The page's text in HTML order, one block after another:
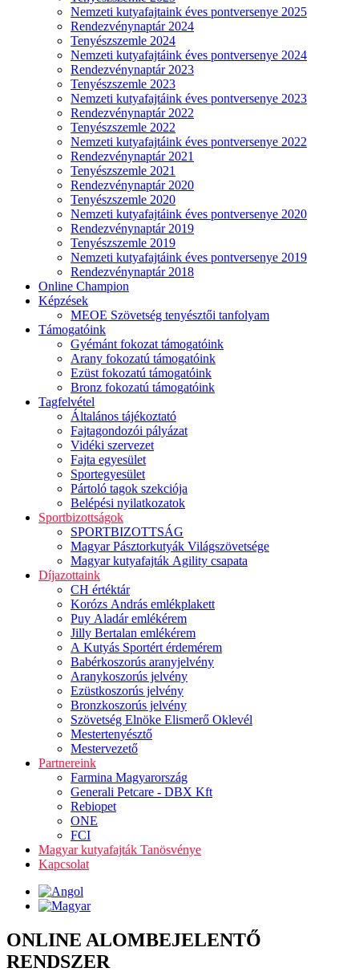
Nemzeti kutyafajtaink éves pontversenye 2025
Rendezvénynaptár 2024
Tenyészszemle 2024
Nemzeti kutyafajtáink éves pontversenye 2024
Rendezvénynaptár 2023
Tenyészszemle 2023
Nemzeti kutyafajtáink éves pontversenye 2023
Rendezvénynaptár 2022
Tenyészszemle 2022
Nemzeti kutyafajtáink éves pontversenye 2022
Rendezvénynaptár 2021
Tenyészszemle 2021
Rendezvénynaptár 2020
Tenyészszemle 2020
Nemzeti kutyafajtáink éves pontversenye 2020
Rendezvénynaptár 2019
Tenyészszemle 2019
Nemzeti kutyafajtáink éves pontversenye 2019
Rendezvénynaptár 2018
Online Champion
Képzések
MEOE Szövetség tenyésztői tanfolyam
Támogatóink
Gyémánt fokozat támogatóink
Arany fokozatú támogatóink
Ezüst fokozatú támogatóink
Bronz fokozatú támogatóink
Tagfelvétel
Általános tájékoztató
Fajtagondozói pályázat
Vidéki szervezet
Fajta egyesület
Sportegyesület
Pártoló tagok szekciója
Belépési nyilatkozatok
Sportbizottságok
SPORTBIZOTTSÁG
Magyar Pásztorkutyák Világszövetsége
Magyar kutyafajták Agility csapata
Díjazottaink
CH értéktár
Korózs András emlékplakett
Puy Aladár emlékérem
Jilly Bertalan emlékérem
A Kutyás Sportért érdemérem
Babérkoszorús aranyjelvény
Aranykoszorús jelvény
Ezüstkoszorús jelvény
Bronzkoszorús jelvény
Szövetség Elnöke Elismerő Oklevél
Mestertenyésztő
Mestervezető
Partnereink
Farmina Magyarország
Generali Petcare - DBX Kft
Rebiopet
ONE
FCI
Magyar kutyafajták Tanösvénye
Kapcsolat
ONLINE ALOMBEJELENTŐ
RENDSZER